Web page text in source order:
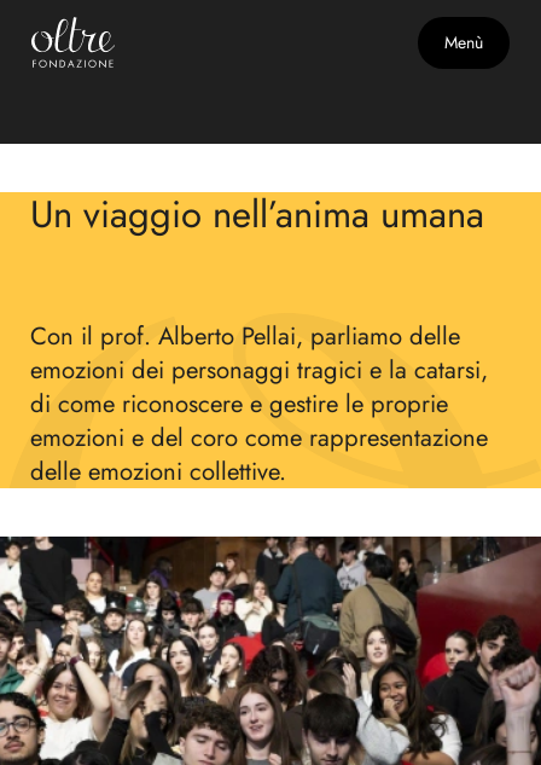
Menù
Un viaggio nell’anima umana
Con il prof. Alberto Pellai, parliamo delle
emozioni dei personaggi tragici e la catarsi,
di come riconoscere e gestire le proprie
emozioni e del coro come rappresentazione
delle emozioni collettive.